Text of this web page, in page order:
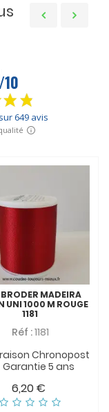
BRODER MADEIRA
UNI 1000 M ROUGE
1181
Réf :1181
Chronopost
Garantie 5 ans
6,20 €